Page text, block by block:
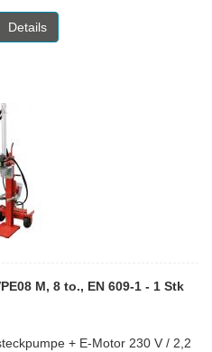
Details
M, 8 to., EN 609-1 - 1 Stk
+ E-Motor 230 V / 2,2